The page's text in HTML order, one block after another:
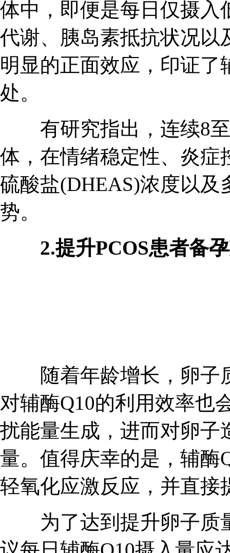
体中，即便是每日仅摄入
代谢、胰岛素抵抗状况以
明显的正面效应，印证了
处。
有研究指出，连续8至
体，在情绪稳定性、炎症
硫酸盐(DHEAS)浓度以
势。
2.提升PCOS患者备孕
随着年龄增长，卵子
对辅酶Q10的利用效率也
扰能量生成，进而对卵子
量。值得庆幸的是，辅酶
轻氧化应激反应，并直接
为了达到提升卵子质